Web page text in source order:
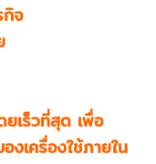
กิจ
เร็วที่สุด เพื่อ
งเครื่องใช้ภายใน